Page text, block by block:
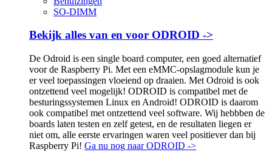
SO-DIMM
Bekijk alles van en voor ODROID ->
De Odroid is een single board computer, een goed alternatief
voor de Raspberry Pi. Met een eMMC-opslagmodule kun je
er veel toepassingen vloeiend op draaien. Met Odroid is ook
ontzettend veel mogelijk! ODROID is compatibel met de
besturingssystemen Linux en Android! ODROID is daarom
ook compatibel met ontzettend veel software. Wij hebbben de
boards laten testen en zelf getest, en de resultaten liegen er
niet om, alle eerste ervaringen waren veel positiever dan bij
Raspberry Pi! Ga nu nog naar ODROID ->